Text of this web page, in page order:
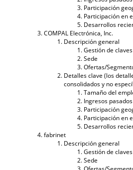
Participación
Participación en
Desarrollos
COMPAL Electrónica, Inc.
Descripción general
Gestión de claves
Sede
Ofertas/
Detalles clave (los
consolidados y no
Tamaño del
Ingresos
Participación
Participación en
Desarrollos
fabrinet
Descripción general
Gestión de claves
Sede